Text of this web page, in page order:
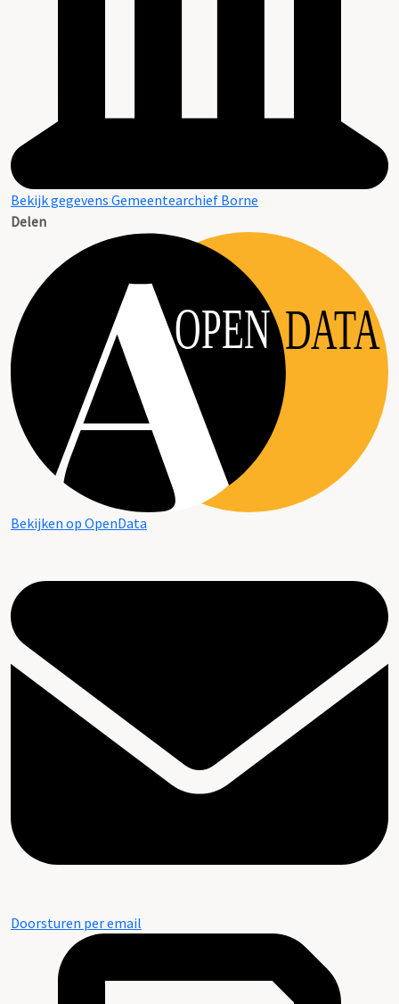
Bekijk gegevens Gemeentearchief Borne
Delen
OPEN DATA
Bekijken op OpenData
Doorsturen per email